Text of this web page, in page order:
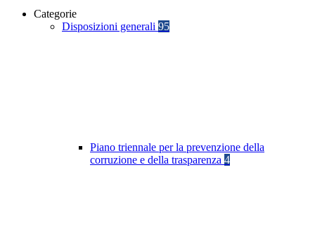
Categorie
Disposizioni generali 95
Piano triennale per la prevenzione della
corruzione e della trasparenza 4